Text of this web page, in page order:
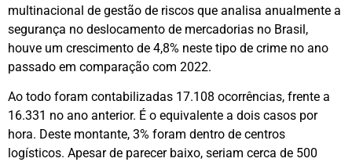
multinacional de gestão de riscos que analisa anualmente a
segurança no deslocamento de mercadorias no Brasil,
houve um crescimento de 4,8% neste tipo de crime no ano
passado em comparação com 2022.
Ao todo foram contabilizadas 17.108 ocorrências, frente a
16.331 no ano anterior. É o equivalente a dois casos por
hora. Deste montante, 3% foram dentro de centros
logísticos. Apesar de parecer baixo, seriam cerca de 500